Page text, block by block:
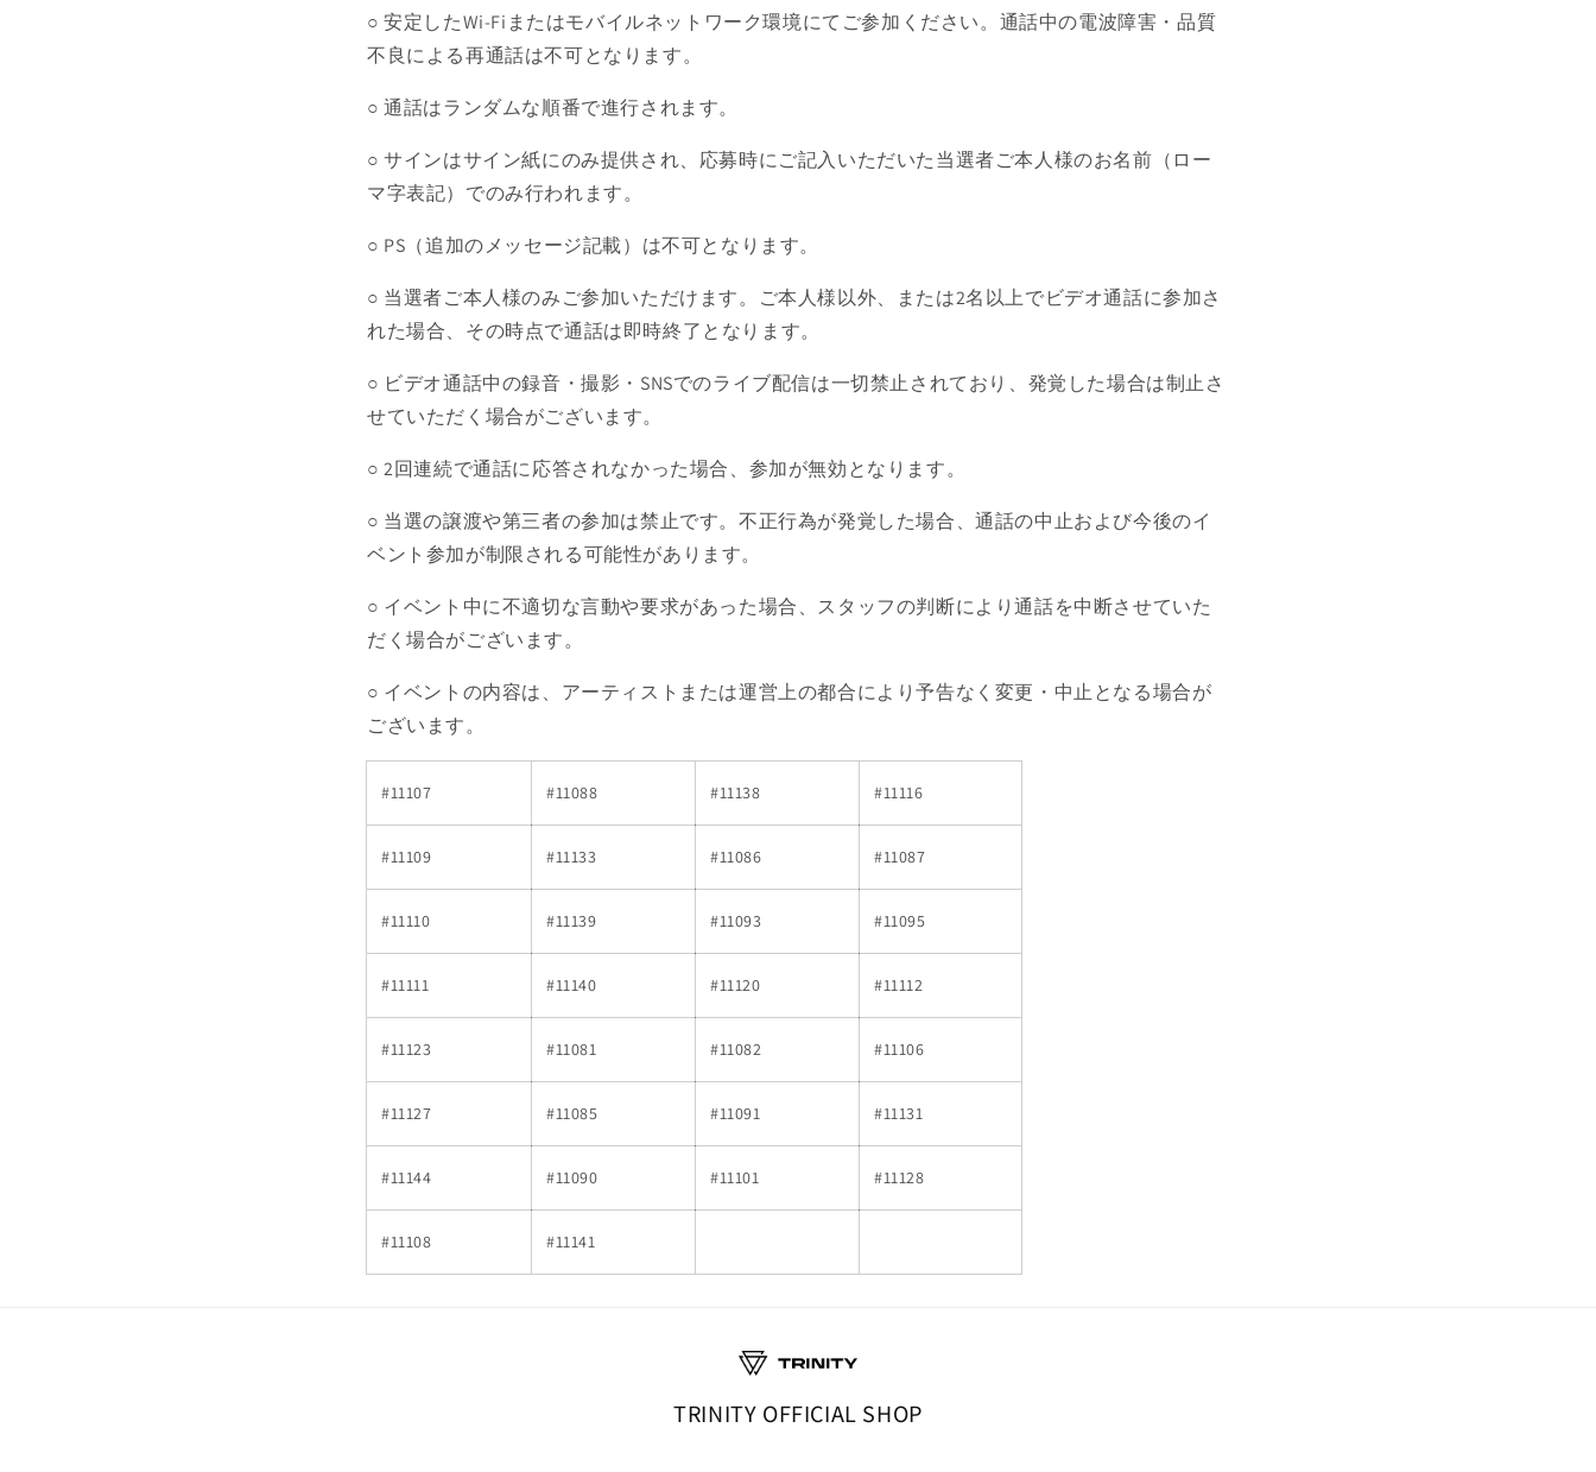
○ 安定したWi-Fiまたはモバイルネットワーク環境にてご参加ください。通話中の電波障害・品質
不良による再通話は不可となります。
○ 通話はランダムな順番で進行されます。
○ サインはサイン紙にのみ提供され、応募時にご記入いただいた当選者ご本人様のお名前（ロー
マ字表記）でのみ行われます。
○ PS（追加のメッセージ記載）は不可となります。
○ 当選者ご本人様のみご参加いただけます。ご本人様以外、または2名以上でビデオ通話に参加さ
れた場合、その時点で通話は即時終了となります。
○ ビデオ通話中の録音・撮影・SNSでのライブ配信は一切禁止されており、発覚した場合は制止さ
せていただく場合がございます。
○ 2回連続で通話に応答されなかった場合、参加が無効となります。
○ 当選の譲渡や第三者の参加は禁止です。不正行為が発覚した場合、通話の中止および今後のイ
ベント参加が制限される可能性があります。
○ イベント中に不適切な言動や要求があった場合、スタッフの判断により通話を中断させていた
だく場合がございます。
○ イベントの内容は、アーティストまたは運営上の都合により予告なく変更・中止となる場合が
ございます。
#11107 #11088 #11138 #11116
#11109 #11133 #11086 #11087
#11110 #11139 #11093 #11095
#11111 #11140 #11120 #11112
#11123 #11081 #11082 #11106
#11127 #11085 #11091 #11131
#11144 #11090 #11101 #11128
#11108 #11141
TRINITY OFFICIAL SHOP